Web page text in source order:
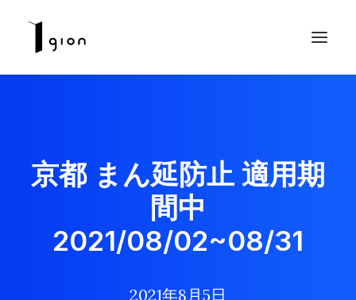
京都 まん延防止 適用期
間中
2021/08/02~08/31
2021年8月5日